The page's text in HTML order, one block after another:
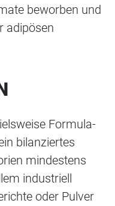
beworben und
adipösen
Formula-
bilanziertes
mindestens
industriell
oder Pulver